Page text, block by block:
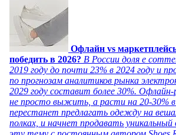
Офлайн vs
победить в 2026? В России доля e
2019 году до почти 23% в 2024 году и
по прогнозам аналитиков рынка
2029 году составит более 30%.
не просто выжить, а расти на 20-30% в
перестанет предлагать одежду на
полках, и начнет продавать